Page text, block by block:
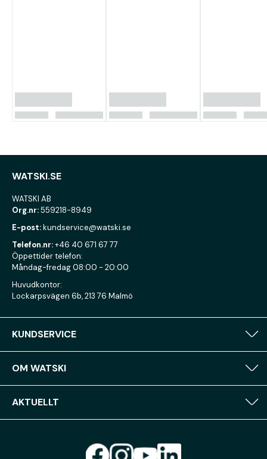
WATSKI.SE
WATSKI AB
Org.nr:559218-8949
E-post:kundservice@watski.se
Telefon.nr:+46 40 671 67 77
Öppettider telefon:
Måndag-fredag 08:00 - 20:00
Huvudkontor:
Lockarpsvägen 6b, 213 76 Malmö
KUNDSERVICE
OM WATSKI
AKTUELLT